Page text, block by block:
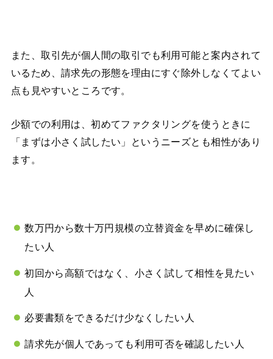
また、取引先が個人間の取引でも利用可能と案内されて
いるため、請求先の形態を理由にすぐ除外しなくてよい
点も見やすいところです。
少額での利用は、初めてファクタリングを使うときに
「まずは小さく試したい」というニーズとも相性があり
ます。
数万円から数十万円規模の立替資金を早めに確保し
たい人
初回から高額ではなく、小さく試して相性を見たい
人
必要書類をできるだけ少なくしたい人
請求先が個人であっても利用可否を確認したい人